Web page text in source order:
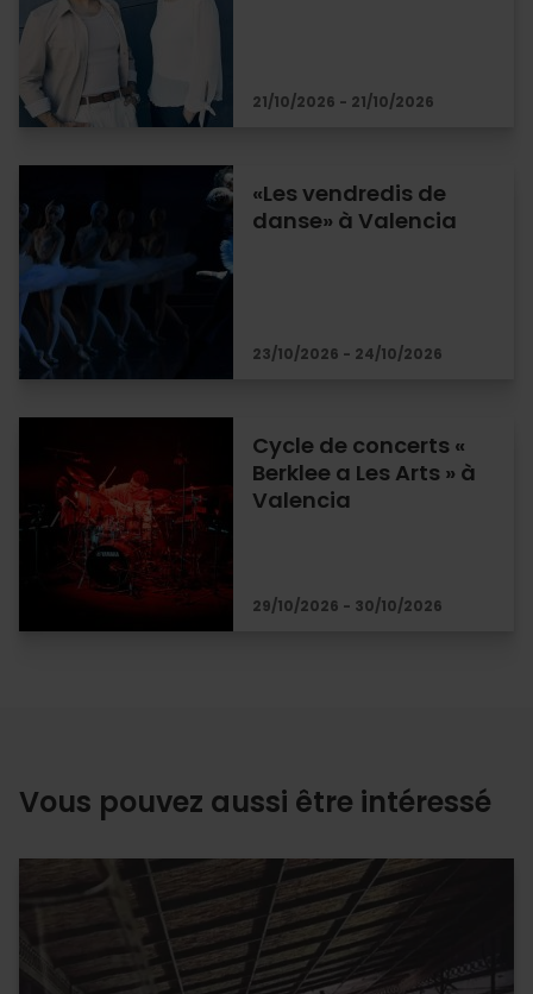
21/10/2026 - 21/10/2026
«Les vendredis de
danse» à Valencia
23/10/2026 - 24/10/2026
Cycle de concerts «
Berklee a Les Arts » à
Valencia
29/10/2026 - 30/10/2026
Vous pouvez aussi être intéressé